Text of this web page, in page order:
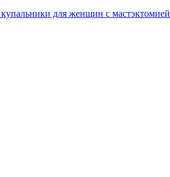
для женщин с мастэктомией